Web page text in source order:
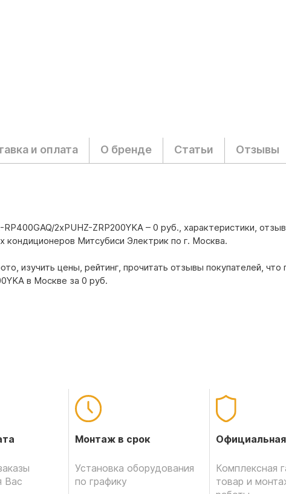
и оплата О бренде Статьи Отзывы
2xPUHZ-ZRP200YKA – 0 руб., характеристики,
кондиционеров Митсубиси Электрик по г. Москва.
изучить цены, рейтинг, прочитать отзывы покупателей,
в Москве за 0 pуб.
Вас
Монтаж в срок
Установка оборудования
по графику
Комплексная
товар и